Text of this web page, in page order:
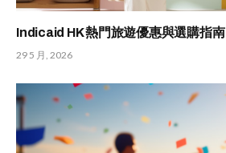
Indicaid HK 熱門旅遊優惠與選購指南
29 5 月, 2026